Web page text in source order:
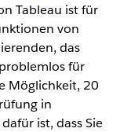
Tableau ist für
von
das
für
Möglichkeit, 20
in
ist, dass Sie